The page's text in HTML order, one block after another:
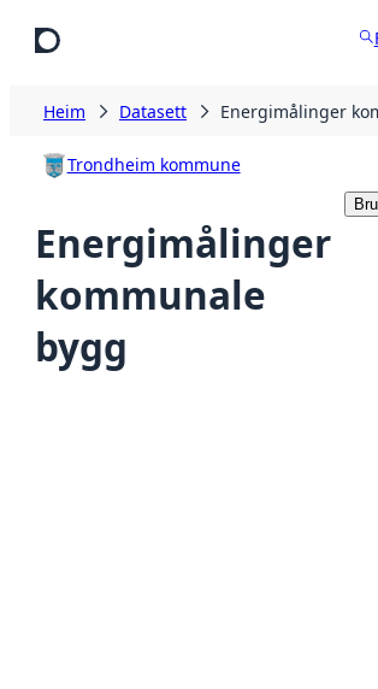
Heim Datasett Energimålinger
Trondheim kommune
Energimålinger
kommunale
bygg